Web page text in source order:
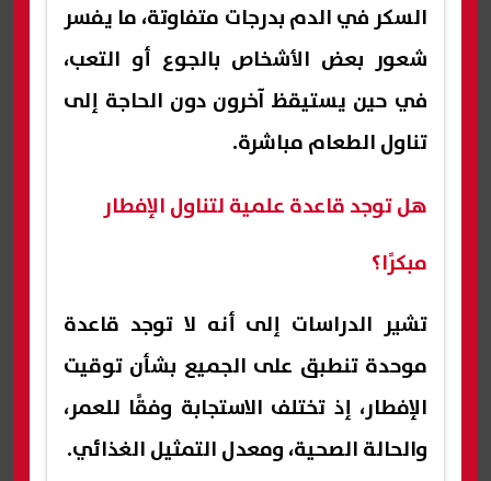
السكر في الدم بدرجات متفاوتة، ما يفسر
شعور بعض الأشخاص بالجوع أو التعب،
في حين يستيقظ آخرون دون الحاجة إلى
تناول الطعام مباشرة.
هل توجد قاعدة علمية لتناول الإفطار
مبكرًا؟
تشير الدراسات إلى أنه لا توجد قاعدة
موحدة تنطبق على الجميع بشأن توقيت
الإفطار، إذ تختلف الاستجابة وفقًا للعمر،
والحالة الصحية، ومعدل التمثيل الغذائي.